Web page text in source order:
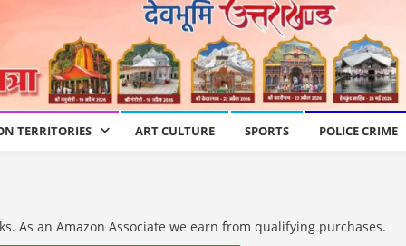
TERRITORIES ART CULTURE SPORTS POLICE CRIME
As an Amazon Associate we earn from qualifying purchases.